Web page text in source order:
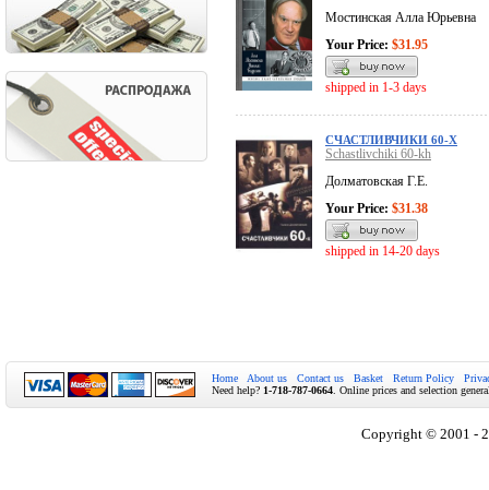
Мостинская Алла Юрьевна
Your Price: $31.95
shipped in 1-3 days
СЧАСТЛИВЧИКИ 60-Х
Schastlivchiki 60-kh
Долматовская Г.Е.
Your Price: $31.38
shipped in 14-20 days
Home About us Contact us Basket Return Policy
Need help? 1-718-787-0664 . Online prices and selection
Copyright © 2001 -